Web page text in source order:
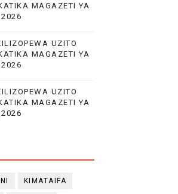
MAGAZETI YA
UZITO
MAGAZETI YA
UZITO
MAGAZETI YA
KIMATAIFA